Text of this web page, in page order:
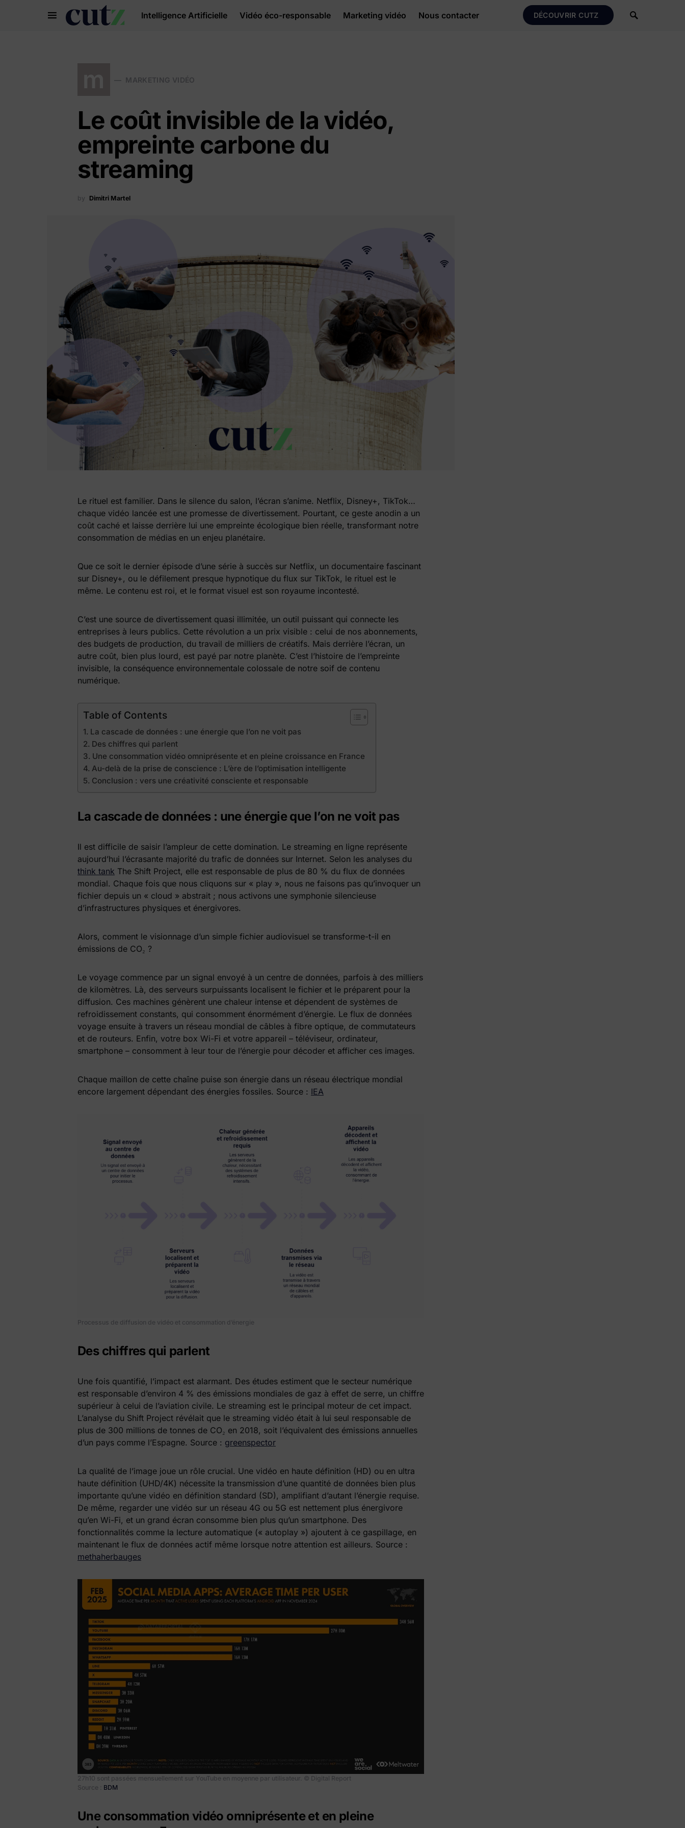
Intelligence Artificielle Vidéo éco-responsable Marketing vidéo Nous contacter DÉCOUVRIR CUTZ
Search for:
MARKETING VIDÉO
Le coût invisible de la vidéo,
empreinte carbone du
streaming
by Dimitri Martel
Le rituel est familier. Dans le silence du salon, l’écran s’anime. Netflix, Disney+, TikTok…
chaque vidéo lancée est une promesse de divertissement. Pourtant, ce geste anodin a un
coût caché et laisse derrière lui une empreinte écologique bien réelle, transformant notre
consommation de médias en un enjeu planétaire.
Que ce soit le dernier épisode d’une série à succès sur Netflix, un documentaire fascinant
sur Disney+, ou le défilement presque hypnotique du flux sur TikTok, le rituel est le
même. Le contenu est roi, et le format visuel est son royaume incontesté.
C’est une source de divertissement quasi illimitée, un outil puissant qui connecte les
entreprises à leurs publics. Cette révolution a un prix visible : celui de nos abonnements,
des budgets de production, du travail de milliers de créatifs. Mais derrière l’écran, un
autre coût, bien plus lourd, est payé par notre planète. C’est l’histoire de l’empreinte
invisible, la conséquence environnementale colossale de notre soif de contenu
numérique.
Table of Contents
La cascade de données : une énergie que l’on ne voit pas
Des chiffres qui parlent
Une consommation vidéo omniprésente et en pleine croissance en France
Au-delà de la prise de conscience : L’ère de l’optimisation intelligente
Conclusion : vers une créativité consciente et responsable
La cascade de données : une énergie que l’on ne voit pas
Il est difficile de saisir l’ampleur de cette domination. Le streaming en ligne représente
aujourd’hui l’écrasante majorité du trafic de données sur Internet. Selon les analyses du
think tank The Shift Project, elle est responsable de plus de 80 % du flux de données
mondial. Chaque fois que nous cliquons sur « play », nous ne faisons pas qu’invoquer un
fichier depuis un « cloud » abstrait ; nous activons une symphonie silencieuse
d’infrastructures physiques et énergivores.
Alors, comment le visionnage d’un simple fichier audiovisuel se transforme-t-il en
émissions de CO₂ ?
Le voyage commence par un signal envoyé à un centre de données, parfois à des milliers
de kilomètres. Là, des serveurs surpuissants localisent le fichier et le préparent pour la
diffusion. Ces machines génèrent une chaleur intense et dépendent de systèmes de
refroidissement constants, qui consomment énormément d’énergie. Le flux de données
voyage ensuite à travers un réseau mondial de câbles à fibre optique, de commutateurs
et de routeurs. Enfin, votre box Wi-Fi et votre appareil – téléviseur, ordinateur,
smartphone – consomment à leur tour de l’énergie pour décoder et afficher ces images.
Chaque maillon de cette chaîne puise son énergie dans un réseau électrique mondial
encore largement dépendant des énergies fossiles. Source : IEA
Processus de diffusion de vidéo et consommation d’énergie
Des chiffres qui parlent
Une fois quantifié, l’impact est alarmant. Des études estiment que le secteur numérique
est responsable d’environ 4 % des émissions mondiales de gaz à effet de serre, un chiffre
supérieur à celui de l’aviation civile. Le streaming est le principal moteur de cet impact.
L’analyse du Shift Project révélait que le streaming vidéo était à lui seul responsable de
plus de 300 millions de tonnes de CO₂ en 2018, soit l’équivalent des émissions annuelles
d’un pays comme l’Espagne. Source : greenspector
La qualité de l’image joue un rôle crucial. Une vidéo en haute définition (HD) ou en ultra
haute définition (UHD/4K) nécessite la transmission d’une quantité de données bien plus
importante qu’une vidéo en définition standard (SD), amplifiant d’autant l’énergie requise.
De même, regarder une vidéo sur un réseau 4G ou 5G est nettement plus énergivore
qu’en Wi-Fi, et un grand écran consomme bien plus qu’un smartphone. Des
fonctionnalités comme la lecture automatique (« autoplay ») ajoutent à ce gaspillage, en
maintenant le flux de données actif même lorsque notre attention est ailleurs. Source :
methaherbauges
27h10 sont passées mensuellement sur YouTube en moyenne par utilisateur. © Digital Report
Source : BDM
Une consommation vidéo omniprésente et en pleine